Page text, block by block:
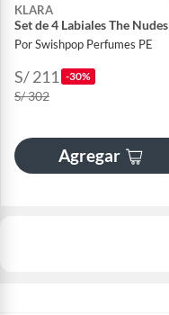
KLARA
Set de 4 Labiales The Nudes
Por Swishpop Perfumes PE
S/ 211 -30%
S/ 302
Agregar